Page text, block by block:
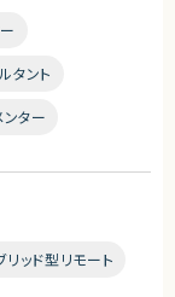
タント
ター
リッド型リモート